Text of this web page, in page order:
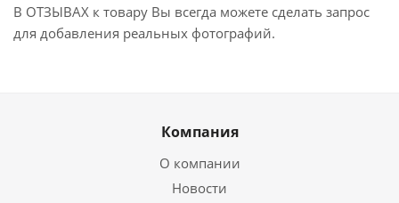
В ОТЗЫВАХ к товару Вы всегда можете сделать запрос
для добавления реальных фотографий.
Компания
О компании
Новости